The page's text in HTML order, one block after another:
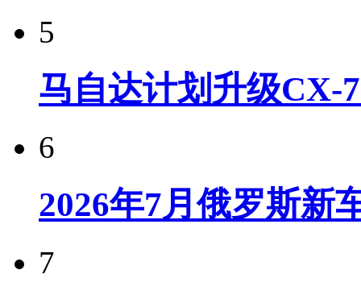
5
马自达计划升级CX-
6
2026年7月俄罗斯新
7